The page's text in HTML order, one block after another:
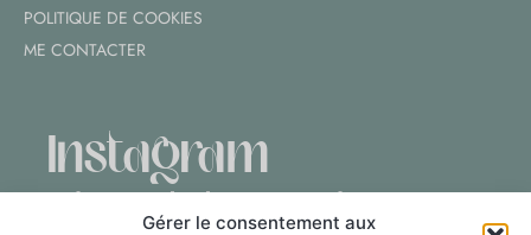
Gérer le consentement aux
POLITIQUE DE COOKIES
ME CONTACTER
Instagram
@lemondedansmavalise